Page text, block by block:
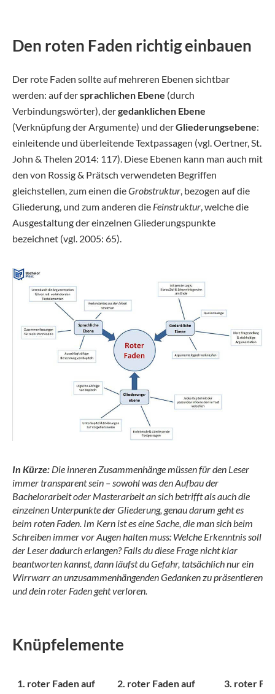
Den roten Faden richtig einbauen
Der rote Faden sollte auf mehreren Ebenen sichtbar
werden: auf dersprachlichen Ebene (durch
Verbindungswörter), dergedanklichen Ebene
(Verknüpfung der Argumente) und derGliederungsebene:
einleitende und überleitende Textpassagen (vgl. Oertner, St.
John & Thelen 2014: 117). Diese Ebenen kann man auch mit
den von Rossig & Prätsch verwendeten Begriffen
gleichstellen, zum einen dieGrobstruktur , bezogen auf die
Gliederung, und zum anderen die Feinstruktur , welche die
Ausgestaltung der einzelnen Gliederungspunkte
bezeichnet (vgl. 2005: 65).
In Kürze: Die inneren Zusammenhänge müssen für den Leser
immer transparent sein – sowohl was den Aufbau der
Bachelorarbeit oder Masterarbeit an sich betrifft als auch die
einzelnen Unterpunkte der Gliederung, genau darum geht es
beim roten Faden. Im Kern ist es eine Sache, die man sich beim
Schreiben immer vor Augen halten muss: Welche Erkenntnis soll
der Leser dadurch erlangen? Falls du diese Frage nicht klar
beantworten kannst, dann läufst du Gefahr, tatsächlich nur ein
Wirrwarr an unzusammenhängenden Gedanken zu präsentieren
und dein roter Faden geht verloren.
Knüpfelemente
1. roter Faden auf
2. roter Faden auf
3. roter